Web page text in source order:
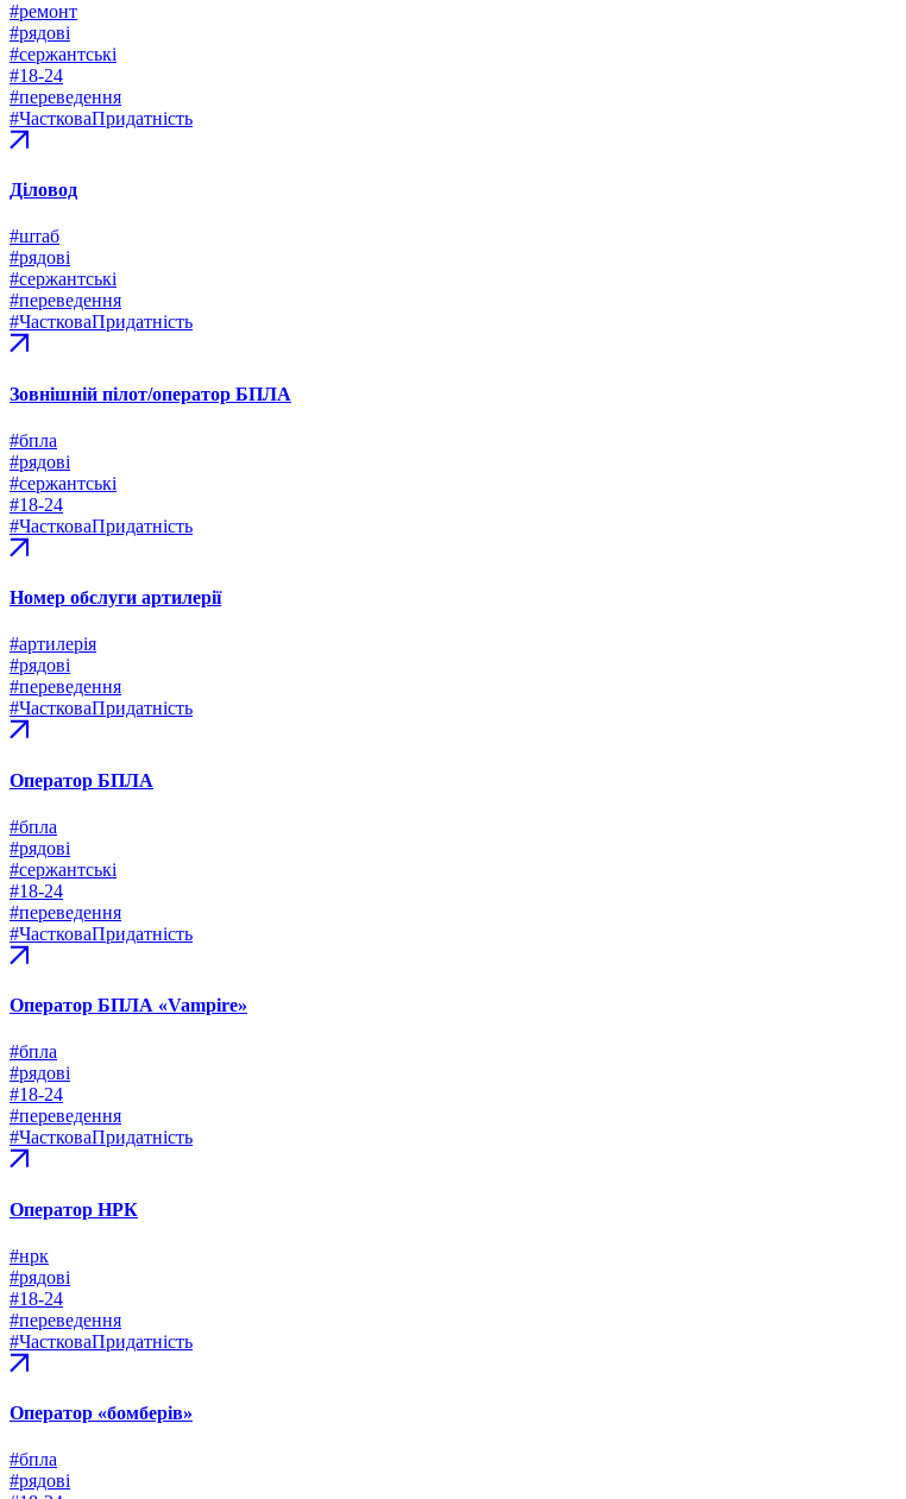
#ремонт
#рядові
#сержантські
#18-24
#переведення
#ЧастковаПридатність
Діловод
#штаб
#рядові
#сержантські
#переведення
#ЧастковаПридатність
Зовнішній пілот/оператор БПЛА
#бпла
#рядові
#сержантські
#18-24
#ЧастковаПридатність
Номер обслуги артилерії
#артилерія
#рядові
#переведення
#ЧастковаПридатність
Оператор БПЛА
#бпла
#рядові
#сержантські
#18-24
#переведення
#ЧастковаПридатність
Оператор БПЛА «Vampirе»
#бпла
#рядові
#18-24
#переведення
#ЧастковаПридатність
Оператор НРК
#нрк
#рядові
#18-24
#переведення
#ЧастковаПридатність
Оператор «бомберів»
#бпла
#рядові